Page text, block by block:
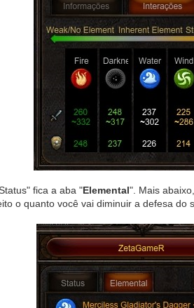
fica a aba "Elemental". Mais
o quanto você vai diminuir a defesa do